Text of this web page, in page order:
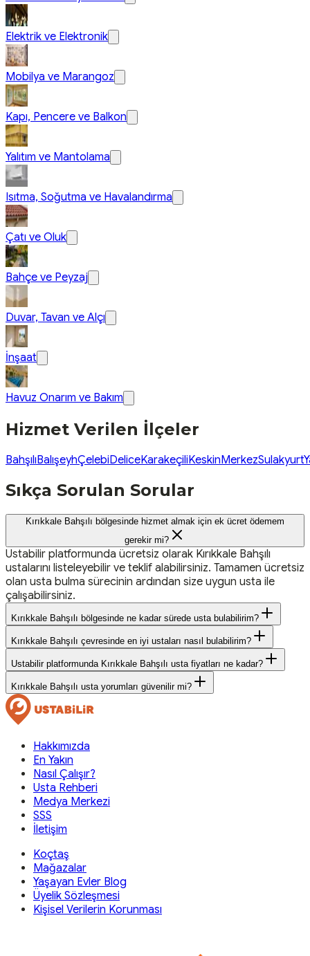
Elektrik ve Elektronik
Mobilya ve Marangoz
Kapı, Pencere ve Balkon
Yalıtım ve Mantolama
Isıtma, Soğutma ve Havalandırma
Çatı ve Oluk
Bahçe ve Peyzaj
Duvar, Tavan ve Alçı
İnşaat
Havuz Onarım ve Bakım
Hizmet Verilen İlçeler
BahşılıBalışeyhÇelebiDeliceKarakeçiliKeskinMerkezSulakyurt
Sıkça Sorulan Sorular
Kırıkkale Bahşılı bölgesinde hizmet almak için ek ücret ödemem
gerekir mi?
Ustabilir platformunda ücretsiz olarak Kırıkkale Bahşılı
ustalarını listeleyebilir ve teklif alabilirsiniz. Tamamen ücretsiz
olan usta bulma sürecinin ardından size uygun usta ile
çalışabilirsiniz.
Kırıkkale Bahşılı bölgesinde ne kadar sürede usta bulabilirim?
Kırıkkale Bahşılı çevresinde en iyi ustaları nasıl bulabilirim?
Ustabilir platformunda Kırıkkale Bahşılı usta fiyatları ne kadar?
Kırıkkale Bahşılı usta yorumları güvenilir mi?
Hakkımızda
En Yakın
Nasıl Çalışır?
Usta Rehberi
Medya Merkezi
SSS
İletişim
Koçtaş
Mağazalar
Yaşayan Evler Blog
Üyelik Sözleşmesi
Kişisel Verilerin Korunması